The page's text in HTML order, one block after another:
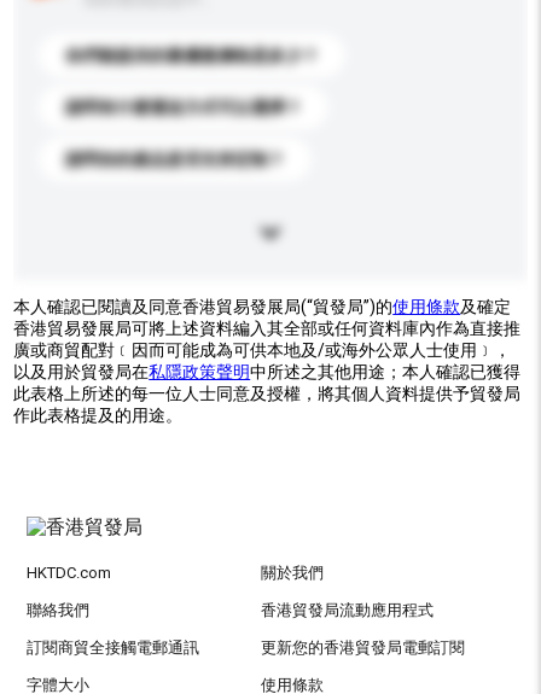
你們能提供的最優惠價格是多少？
請問有什麼運送方式可以選擇？
請問你的產品是否支持定制？
本人確認已閱讀及同意香港貿易發展局(“貿發局”)的使用條款及確定
香港貿易發展局可將上述資料編入其全部或任何資料庫內作為直接推
廣或商貿配對﹝因而可能成為可供本地及/或海外公眾人士使用﹞，
以及用於貿發局在私隱政策聲明中所述之其他用途；本人確認已獲得
此表格上所述的每一位人士同意及授權，將其個人資料提供予貿發局
作此表格提及的用途。
HKTDC.com 關於我們
聯絡我們 香港貿發局流動應用程式
訂閱商貿全接觸電郵通訊 更新您的香港貿發局電郵訂閱
字體大小 使用條款